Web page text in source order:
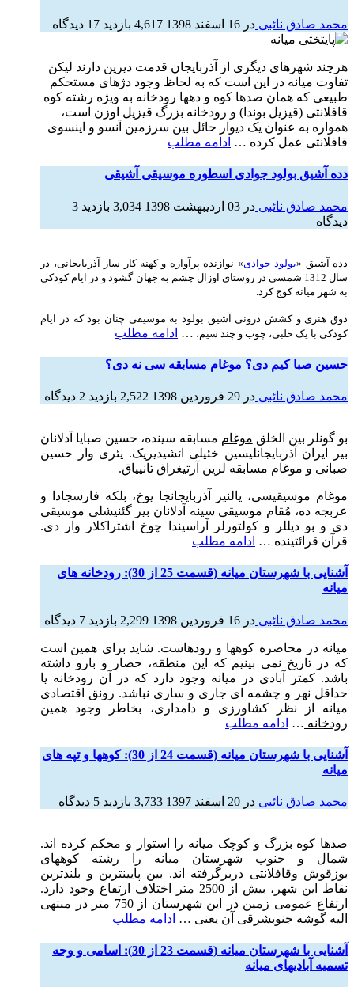
محمد صادق نائبی در 16 اسفند 1398 4,617 بازدید 17 دیدگاه
هرچند شهرهای دیگری از آذربایجان قدمت دیرین دارند لیکن
تفاوت میانه در این است که به لحاظ وجود دژهای مستحکم
طبیعی که همان صدها کوه و دهها رودخانه به ویژه رشته کوه
قافلانتی (قیزیل بوندا) و رودخانه بزرگ قیزیل اوزن است،
همواره به عنوان یک دیوار حائل بین سرزمین آنسو و اینسوی
قافلانتی عمل کرده … ادامه مطلب
دده آشیق بولود جوادی اسطوره موسیقی آشیقی
محمد صادق نائبی در 03 اردیبهشت 1398 3,034 بازدید
3
دیدگاه
دده آشیق «بولود جوادی» نوازنده پرآوازه و کهنه ­کار ساز آذربایجانی، در
سال 1312 شمسی در روستای اوزال چشم به جهان گشود و در ایام کودکی
به شهر میانه کوچ کرد.
ذوق هنری و کشش درونی آشیق بولود به موسیقی چنان بود که در ایام
کودکی با یک حلبی، چوب و چند سیم، … ادامه مطلب
حسین صبا کیم دی؟ موغام مسابقه سی نه دی؟
محمد صادق نائبی در 29 فروردین 1398 2,522 بازدید 2 دیدگاه
بو گونلر بین الخلق موغام مسابقه سینده، حسین صبایا آدلانان
بیر ایران آذربایجانلیسین خئیلی ائشیدیریک. یئری وار حسین
صبانی و موغام مسابقه لرین آرتیغراق تانییاق.
موغام موسیقیسی، یالنیز آذربایجانجا یوخ، بلکه فارسجادا و
عربجه ده، مُقام موسیقی سینه آدلانان بیر گئنیشلی موسیقی
دی و بو دیللر و کولتورلر آراسیندا چوخ اشتراکلار وار دی.
قرآن قرائتینده … ادامه مطلب
آشنایی با شهرستان میانه (قسمت 25 از 30): رودخانه های
میانه
محمد صادق نائبی در 16 فروردین 1398 2,299 بازدید 7 دیدگاه
میانه در محاصره کوهها و رودهاست. شاید برای همین است
که در تاریخ نمی بینیم که این منطقه، حصار و بارو داشته
باشد. کمتر آبادی در میانه وجود دارد که در آن رودخانه یا
حداقل نهر و چشمه ای جاری و ساری نباشد. رونق اقتصادی
میانه از نظر کشاورزی و دامداری، بخاطر وجود همین
رودخانه … ادامه مطلب
آشنایی با شهرستان میانه (قسمت 24 از 30): کوهها و تپه های
میانه
محمد صادق نائبی در 20 اسفند 1397 3,733 بازدید 5 دیدگاه
صدها کوه بزرگ و کوچک میانه را استوار و محکم کرده اند.
شمال و جنوب شهرستان میانه را رشته کوههای
بوزقوش وقافلانتی دربرگرفته اند. بین پایینترین و بلندترین
نقاط این شهر، بیش از 2500 متر اختلاف ارتفاع وجود دارد.
ارتفاع عمومی زمین در این شهرستان از 750 متر در منتهی
الیه گوشه جنوبشرقی آن یعنی … ادامه مطلب
آشنایی با شهرستان میانه (قسمت 23 از 30): اسامی و وجه
تسمیه آبادیهای میانه